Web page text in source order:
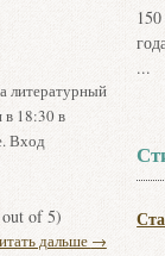
литературный
в 18:30 в
Вход
of 5)
дальше →
...